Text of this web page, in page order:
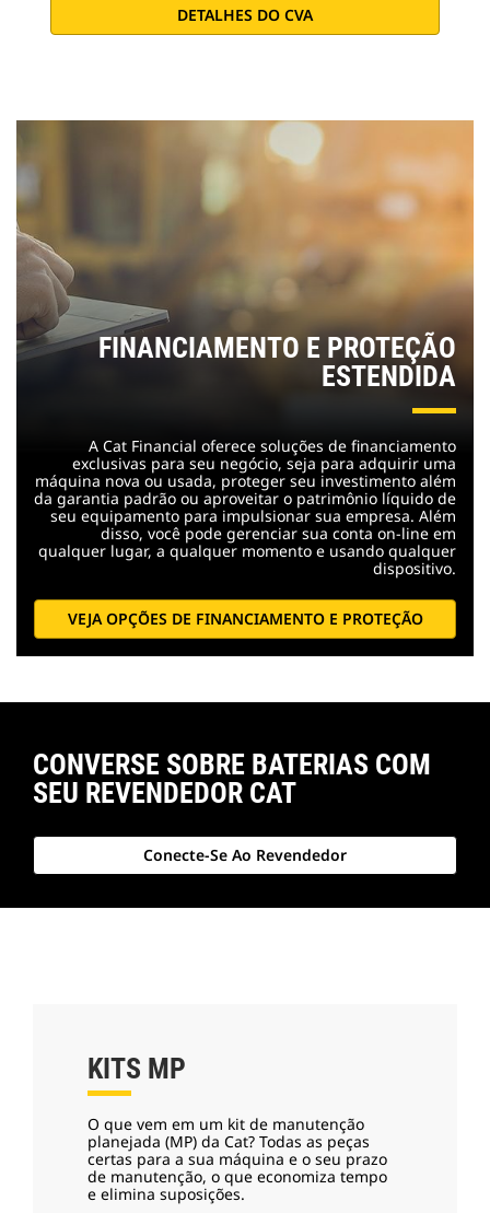
DETALHES DO CVA
FINANCIAMENTO E PROTEÇÃO
ESTENDIDA
A Cat Financial oferece soluções de financiamento
exclusivas para seu negócio, seja para adquirir uma
máquina nova ou usada, proteger seu investimento além
da garantia padrão ou aproveitar o patrimônio líquido de
seu equipamento para impulsionar sua empresa. Além
disso, você pode gerenciar sua conta on-line em
qualquer lugar, a qualquer momento e usando qualquer
dispositivo.
VEJA OPÇÕES DE FINANCIAMENTO E PROTEÇÃO
CONVERSE SOBRE BATERIAS COM
SEU REVENDEDOR CAT
Conecte-Se Ao Revendedor
KITS MP
O que vem em um kit de manutenção
planejada (MP) da Cat? Todas as peças
certas para a sua máquina e o seu prazo
de manutenção, o que economiza tempo
e elimina suposições.